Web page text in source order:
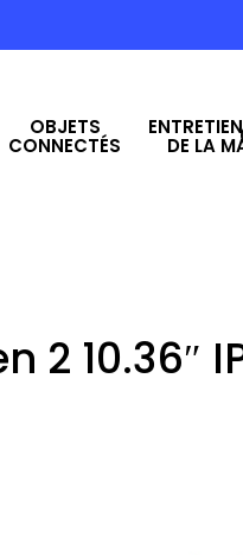
OBJETS
CONNECTÉS DE LA
2 10.36″